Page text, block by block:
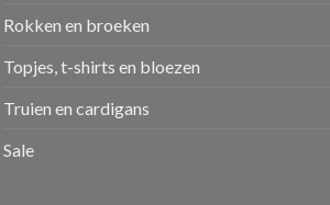
Rokken en broeken
Topjes, t-shirts en bloezen
Truien en cardigans
Sale